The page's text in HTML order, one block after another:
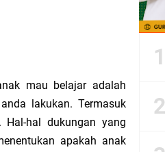
mau belajar adalah
lakukan. Termasuk
hal dukungan yang
apakah anak